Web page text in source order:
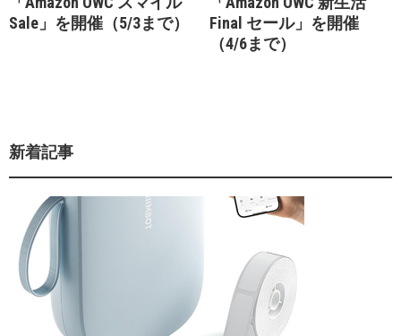
Sale」を開催（5/3まで）
Final セール」を開催
（4/6まで）
新着記事